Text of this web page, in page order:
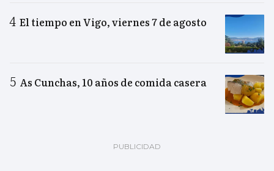
El tiempo en Vigo, viernes 7 de agosto
As Cunchas, 10 años de comida casera